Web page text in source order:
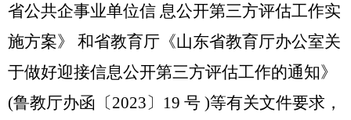
省公共企事业单位信 息公开第三方评估工作实
施方案》
和省教育厅《山东省教育厅办公室关
于做好迎接信息公开第三方评估工作的通知》
(鲁教厅办函〔2023〕 19 号 )等有关文件要求，